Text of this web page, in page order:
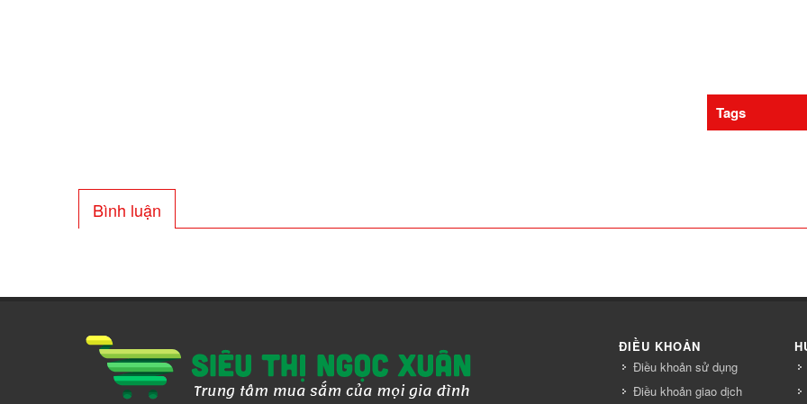
Tags
Bình luận
ĐIỀU KHOẢN
Điều khoản sử dụng
Điều khoản giao dịch